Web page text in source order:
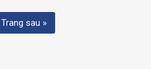
Trang sau »